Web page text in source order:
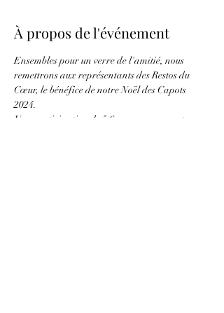
À propos de l'événement
Ensembles pour un verre de l'amitié, nous
remettrons aux représentants des Restos du
Cœur, le bénéfice de notre Noël des Capots
2024.
Une participation de 5 € par personne est